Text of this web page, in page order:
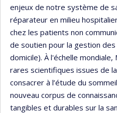
enjeux de notre système de
réparateur en milieu
chez les patients non
de soutien pour la gestion
domicile). À l'échelle
rares scientifiques issues de
consacrer à l’étude du
nouveau corpus de
tangibles et durables sur la